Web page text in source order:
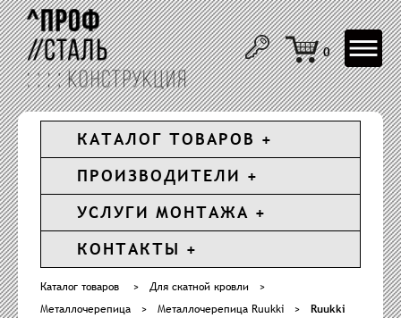
Toggle
0
КАТАЛОГ ТОВАРОВ
ПРОИЗВОДИТЕЛИ
УСЛУГИ МОНТАЖА
КОНТАКТЫ
Каталог товаров > Для скатной кровли
>
Металлочерепица
> Металлочерепица Ruukki >
Ruukki